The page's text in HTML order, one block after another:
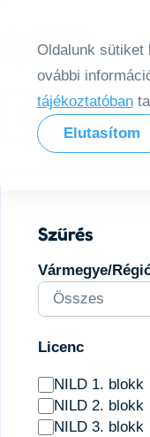
Oldalunk sütiket
ovábbi
tájékoztatóban
Elutasítom
Nild Hungary
Szűrés
Vármegye/
Licenc
NILD 1. blokk
NILD 2. blokk
NILD 3. blokk